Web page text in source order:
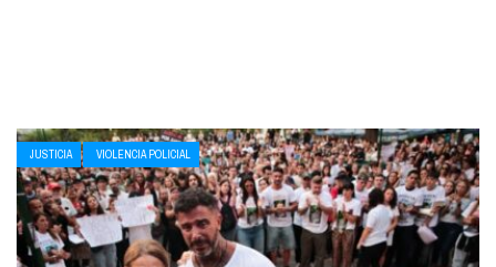
JUSTICIA VIOLENCIA POLICIAL